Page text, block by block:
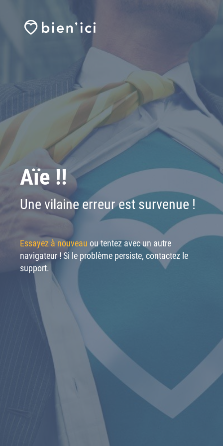
Aïe !!
Une vilaine erreur est survenue !
Essayez à nouveau ou tentez avec un autre
navigateur ! Si le problème persiste, contactez le
support.